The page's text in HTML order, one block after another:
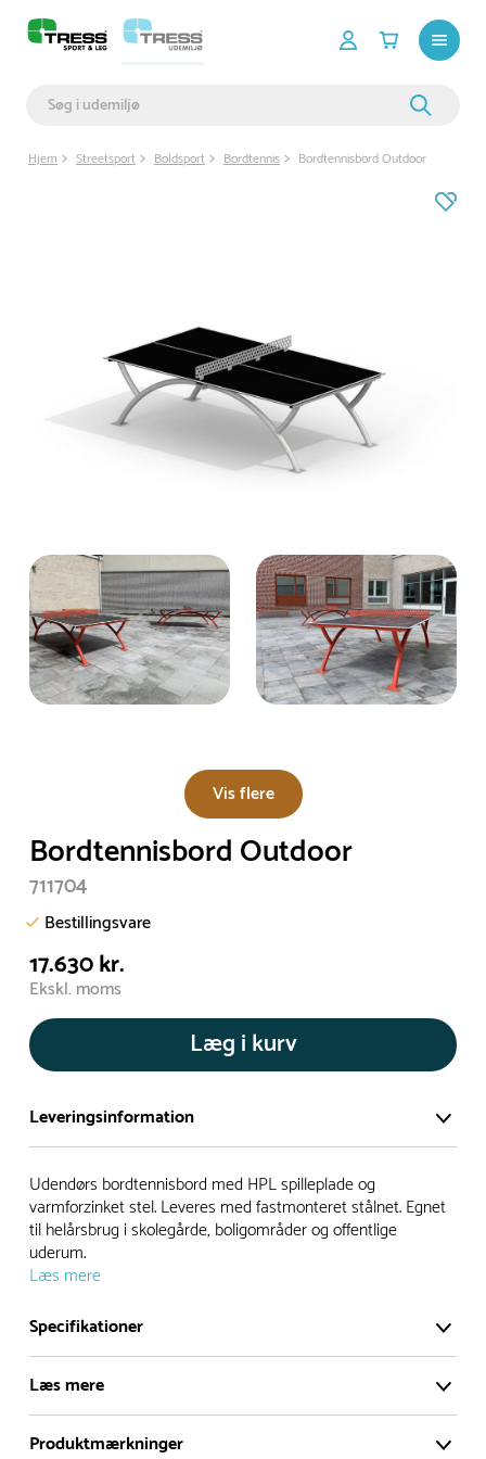
Hjem Streetsport Boldsport Bordtennis Bordtennisbord Outdoor
Vis flere
Bordtennisbord Outdoor
711704
Bestillingsvare
17.630 kr.
Ekskl. moms
Læg i kurv
Leveringsinformation
Vi har et stort og effektivt lager på ca. 6.000 kvadratmeter
med mere end 5.000 forskellige produkter på hylderne til
omgående levering.
- Leveringstiden på lagervarer er i Danmark normalt 1-3
hverdage
- Leveringstiden på specialvarer og bestillingsvarer oplyses
ved bestilling
mail eller telefon med information om forventet
Udendørs bordtennisbord med HPL spilleplade og
varmforzinket stel. Leveres med fastmonteret stålnet. Egnet
til helårsbrug i skolegårde, boligområder og offentlige
uderum.
Læs mere
Specifikationer
Læs mere
Produktmærkninger